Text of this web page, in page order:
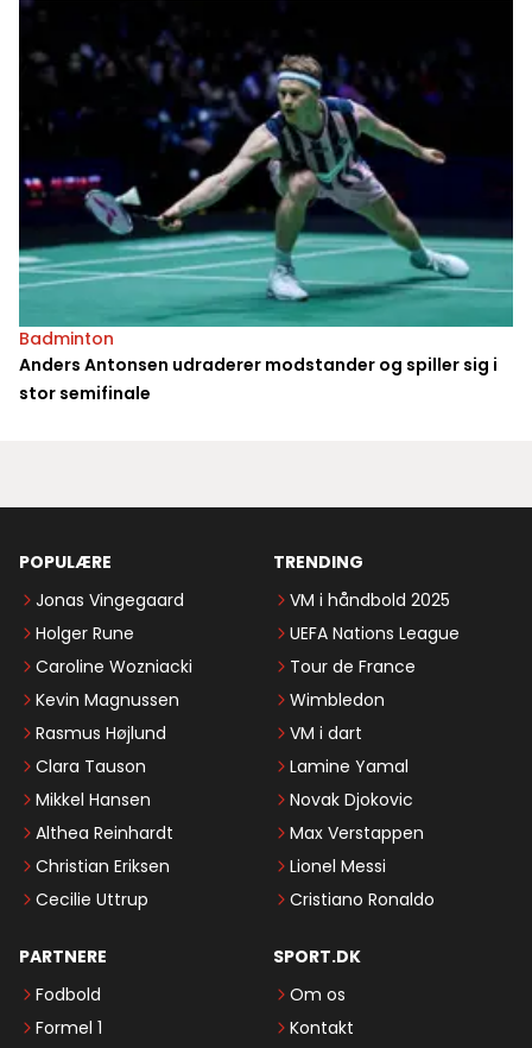
Badminton
Anders Antonsen udraderer modstander og spiller sig i
stor semifinale
POPULÆRE
Jonas Vingegaard
Holger Rune
Caroline Wozniacki
Kevin Magnussen
Rasmus Højlund
Clara Tauson
Mikkel Hansen
Althea Reinhardt
Christian Eriksen
Cecilie Uttrup
TRENDING
VM i håndbold 2025
UEFA Nations League
Tour de France
Wimbledon
VM i dart
Lamine Yamal
Novak Djokovic
Max Verstappen
Lionel Messi
Cristiano Ronaldo
PARTNERE
Fodbold
Formel 1
SPORT.DK
Om os
Kontakt